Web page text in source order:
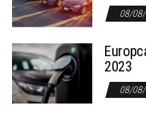
08/
2023
08/